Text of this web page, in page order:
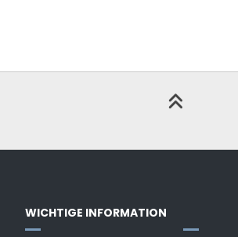
WICHTIGE INFORMATION